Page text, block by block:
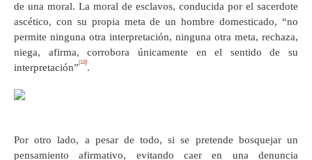
de una moral. La moral de esclavos, conducida por el sacerdote
ascético, con su propia meta de un hombre domesticado, “no
permite ninguna otra interpretación, ninguna otra meta, rechaza,
niega, afirma, corrobora únicamente en el sentido de su
interpretación”
[18]
.
Por otro lado, a pesar de todo, si se pretende bosquejar un
pensamiento afirmativo, evitando caer en una denuncia